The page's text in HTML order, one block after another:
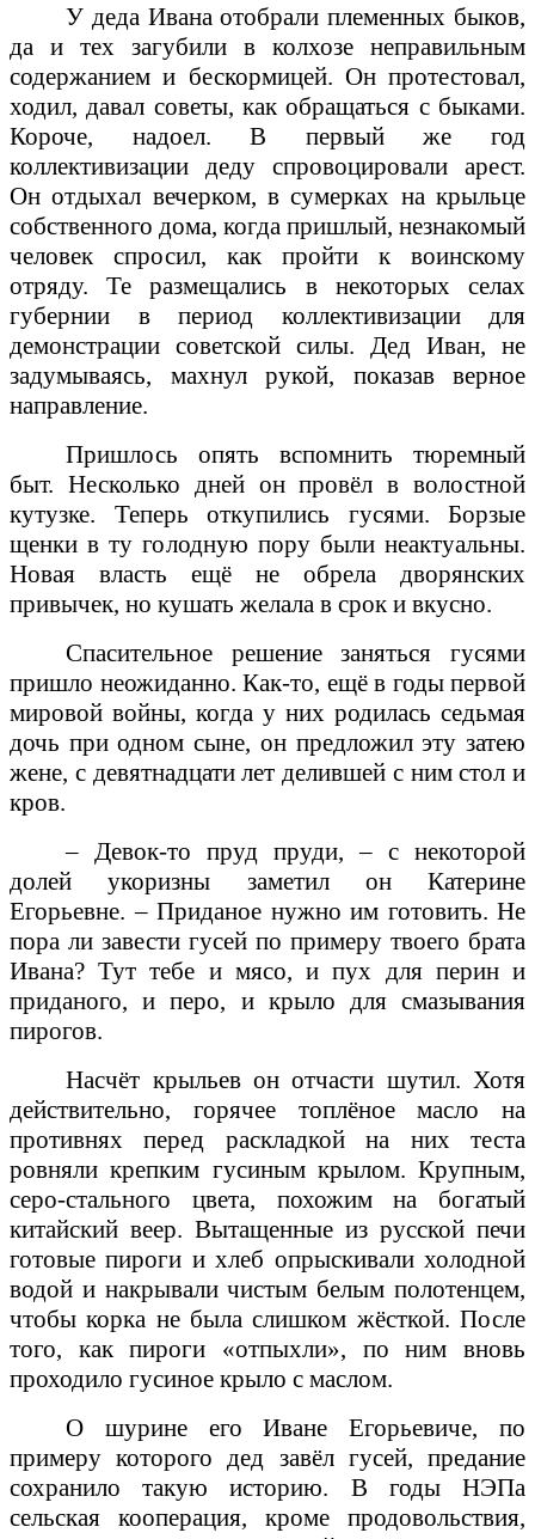
У деда Ивана отобрали племенных быков,
да и тех загубили в колхозе неправильным
содержанием и бескормицей. Он протестовал,
ходил, давал советы, как обращаться с быками.
Короче, надоел. В первый же год
коллективизации деду спровоцировали арест.
Он отдыхал вечерком, в сумерках на крыльце
собственного дома, когда пришлый, незнакомый
человек спросил, как пройти к воинскому
отряду. Те размещались в некоторых селах
губернии в период коллективизации для
демонстрации советской силы. Дед Иван, не
задумываясь, махнул рукой, показав верное
направление.
Пришлось опять вспомнить тюремный
быт. Несколько дней он провёл в волостной
кутузке. Теперь откупились гусями. Борзые
щенки в ту голодную пору были неактуальны.
Новая власть ещё не обрела дворянских
привычек, но кушать желала в срок и вкусно.
Спасительное решение заняться гусями
пришло неожиданно. Как-то, ещё в годы первой
мировой войны, когда у них родилась седьмая
дочь при одном сыне, он предложил эту затею
жене, с девятнадцати лет делившей с ним стол и
кров.
– Девок-то пруд пруди, – с некоторой
долей укоризны заметил он Катерине
Егорьевне. – Приданое нужно им готовить. Не
пора ли завести гусей по примеру твоего брата
Ивана? Тут тебе и мясо, и пух для перин и
приданого, и перо, и крыло для смазывания
пирогов.
Насчёт крыльев он отчасти шутил. Хотя
действительно, горячее топлёное масло на
противнях перед раскладкой на них теста
ровняли крепким гусиным крылом. Крупным,
серо-стального цвета, похожим на богатый
китайский веер. Вытащенные из русской печи
готовые пироги и хлеб опрыскивали холодной
водой и накрывали чистым белым полотенцем,
чтобы корка не была слишком жёсткой. После
того, как пироги «отпыхли», по ним вновь
проходило гусиное крыло с маслом.
О шурине его Иване Егорьевиче, по
примеру которого дед завёл гусей, предание
сохранило такую историю. В годы НЭПа
сельская кооперация, кроме продовольствия,